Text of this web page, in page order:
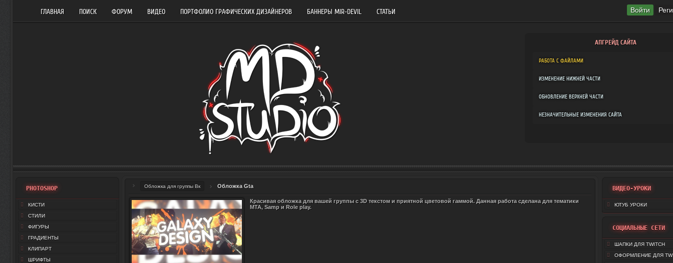
Войти
ГЛАВНАЯ ПОИСК ФОРУМ ВИДЕО ПОРТФОЛИО ГРАФИЧЕСКИХ ДИЗАЙНЕРОВ БАННЕРЫ MIR-DEVIL СТАТЬИ
АПГРЕЙД САЙТА
РАБОТА С ФАЙЛАМИ
ИЗМЕНЕНИЕ НИЖНЕЙ ЧАСТИ
ОБНОВЛЕНИЕ ВЕРХНЕЙ ЧАСТИ
НЕЗНАЧИТЕЛЬНЫЕ ИЗМЕНЕНИЯ САЙТА
ВИДЕО-УРОКИ
ЮТУБ УРОКИ
СОЦИАЛЬНЫЕ СЕТИ
ШАПКИ ДЛЯ TWITCH
ОФОРМЛЕНИЕ ДЛЯ
PHOTOSHOP
КИСТИ
СТИЛИ
ФИГУРЫ
ГРАДИЕНТЫ
КЛИПАРТ
ШРИФТЫ
Обложка для группы Вк Обложка Gta
Красивая обложка для вашей группы с 3D текстом и приятной цветовой гаммой. Данная работа сделана для тематики
MTA, Samp и Role play.